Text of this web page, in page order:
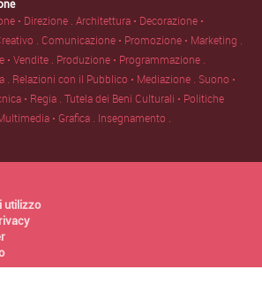
• Direzione .Architettura • Decorazione •
.Comunicazione • Promozione • Marketing .
Vendite . Produzione • Programmazione .
. Relazioni con il Pubblico • Mediazione . Suono •
• Regia .Tutela dei Beni Culturali • Politiche
• Grafica . Insegnamento .
utilizzo